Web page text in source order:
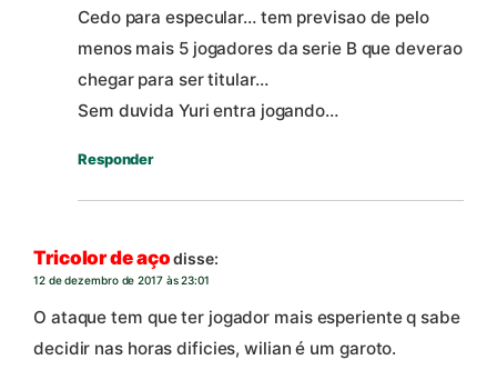
Cedo para especular… tem previsao de pelo
menos mais 5 jogadores da serie B que deverao
chegar para ser titular…
Sem duvida Yuri entra jogando…
Responder
Tricolor de aço disse:
12 de dezembro de 2017 às 23:01
O ataque tem que ter jogador mais esperiente q sabe
decidir nas horas dificies, wilian é um garoto.